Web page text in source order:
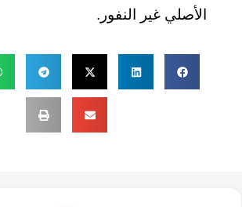
الأصلي غير النفور.